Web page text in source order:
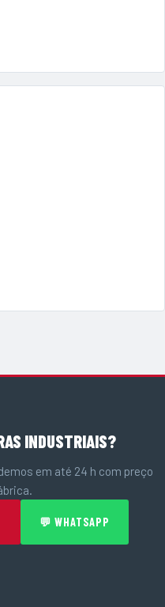
INDUSTRIAIS?
em até 24 h com preço
💬 WHATSAPP